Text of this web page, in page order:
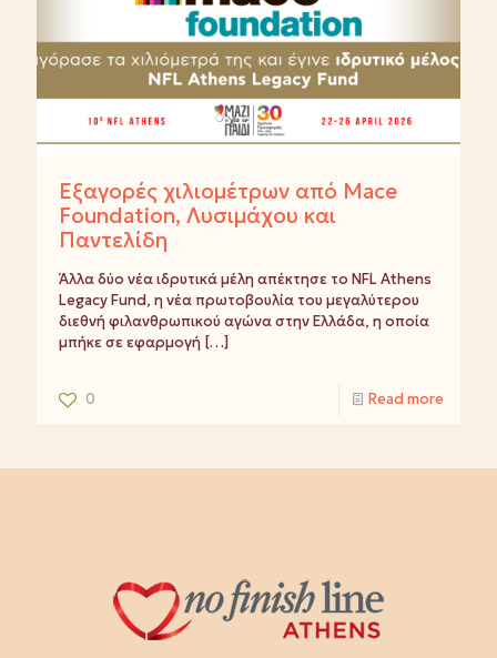
Εξαγορές χιλιομέτρων από Mace
Foundation, Λυσιμάχου και
Παντελίδη
Άλλα δύο νέα ιδρυτικά μέλη απέκτησε το NFL Athens
Legacy Fund, η νέα πρωτοβουλία του μεγαλύτερου
διεθνή φιλανθρωπικού αγώνα στην Ελλάδα, η οποία
μπήκε σε εφαρμογή […]
0 Read more